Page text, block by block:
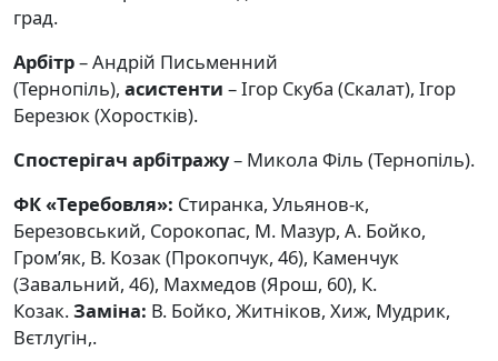
град.
Арбітр– Андрій Письменний
(Тернопіль), асистенти – Ігор Скуба (Скалат), Ігор
Березюк (Хоростків).
Спостерігач арбітражу– Микола Філь (Тернопіль).
ФК «Теребовля»: Стиранка, Ульянов-к,
Березовський, Сорокопас, М. Мазур, А. Бойко,
Гром’як, В. Козак (Прокопчук, 46), Каменчук
(Завальний, 46), Махмедов (Ярош, 60), К.
Козак.Заміна: В. Бойко, Житніков, Хиж, Мудрик,
Вєтлугін,.